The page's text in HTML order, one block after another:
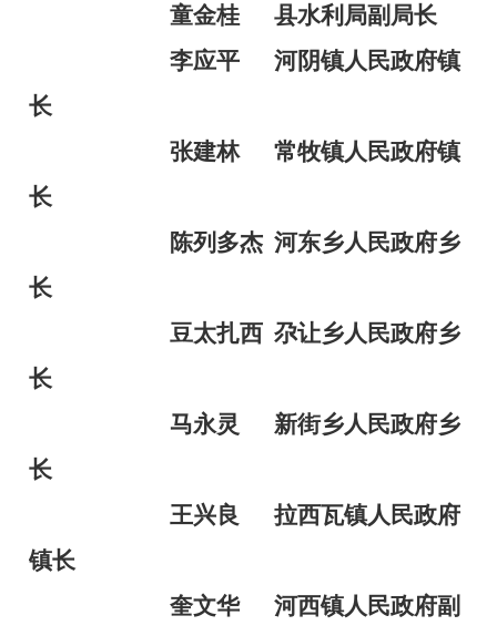
童金桂
县水利局副局长
李应平
河阴镇人民政府镇
长
张建林
常牧镇人民政府镇
长
陈列多杰 河东乡人民政府乡
长
豆太扎西 尕让乡人民政府乡
长
马永灵
新街乡人民政府乡
长
王兴良
拉西瓦镇人民政府
镇长
奎文华
河西镇人民政府副